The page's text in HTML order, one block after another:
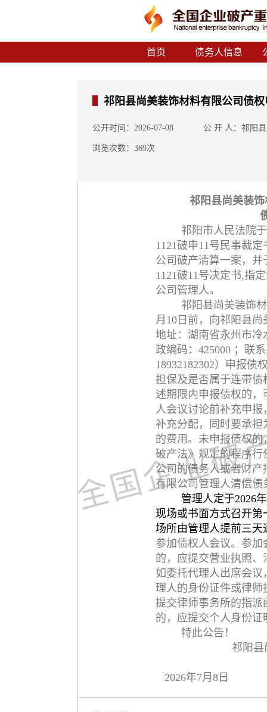
首页 债务人信息
祁阳县尚美装饰材料有限公司债
公开时间：2026-07-08 公 开 人：祁阳
浏览次数：369次
祁阳县尚美装
祁阳市人民法院于
1121破申11号民事裁
公司破产清算一案，并
1121破11号决定书,指
公司管理人。
祁阳县尚美装饰
月10日前，向祁阳县尚
地址：湖南省永州市
政编码：425000 ；联
18932182302）申报债
担保及是否属于连带
述期限内申报债权的
人会议讨论前补充申
补充分配，同时要承
的费用。未申报债权
破产法》规定的程序行
公司 的债务人或者财产
有限公司 管理人清偿债
管理人定于2026
现场或书面方式召开
场所由管理人提前三天
参加债权人会议。参
的，应提交营业执照
如委托代理人出席会
理人的身份证件或律
提交律师事务所的指
的，应提交个人身份证
特此公告！
祁阳县
2026年7月8日